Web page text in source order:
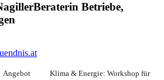
Beraterin Betriebe,
Angebot Klima & Energie: Workshop für